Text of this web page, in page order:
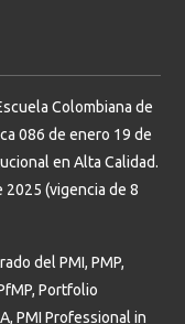
Colombiana de
086 de enero 19 de
en Alta Calidad.
2025 (vigencia de 8
del PMI, PMP,
Portfolio
PMI Professional in